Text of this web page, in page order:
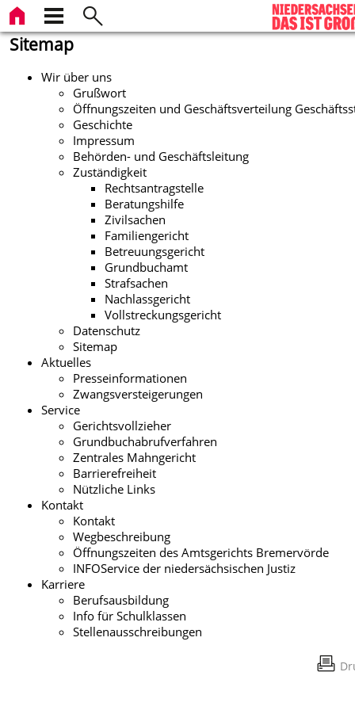
Sitemap
Wir über uns
Grußwort
Öffnungszeiten und Geschäftsverteilung
Geschichte
Impressum
Behörden- und Geschäftsleitung
Zuständigkeit
Rechtsantragstelle
Beratungshilfe
Zivilsachen
Familiengericht
Betreuungsgericht
Grundbuchamt
Strafsachen
Nachlassgericht
Vollstreckungsgericht
Datenschutz
Sitemap
Aktuelles
Presseinformationen
Zwangsversteigerungen
Service
Gerichtsvollzieher
Grundbuchabrufverfahren
Zentrales Mahngericht
Barrierefreiheit
Nützliche Links
Kontakt
Kontakt
Wegbeschreibung
Öffnungszeiten des Amtsgerichts Bremervörde
INFOService der niedersächsischen Justiz
Karriere
Berufsausbildung
Info für Schulklassen
Stellenausschreibungen